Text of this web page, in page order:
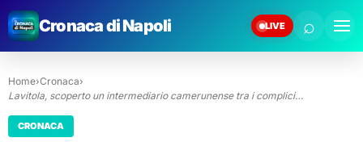
Cronaca di Napoli LIVE ⌕
Home›Cronaca›
Lavitola, scoperto un intermediario camerunense tra i complici…
CRONACA